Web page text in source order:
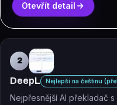
Otevřít detail
2
DeepL Nejlepší na češtinu
Nejpřesnější AI překladač